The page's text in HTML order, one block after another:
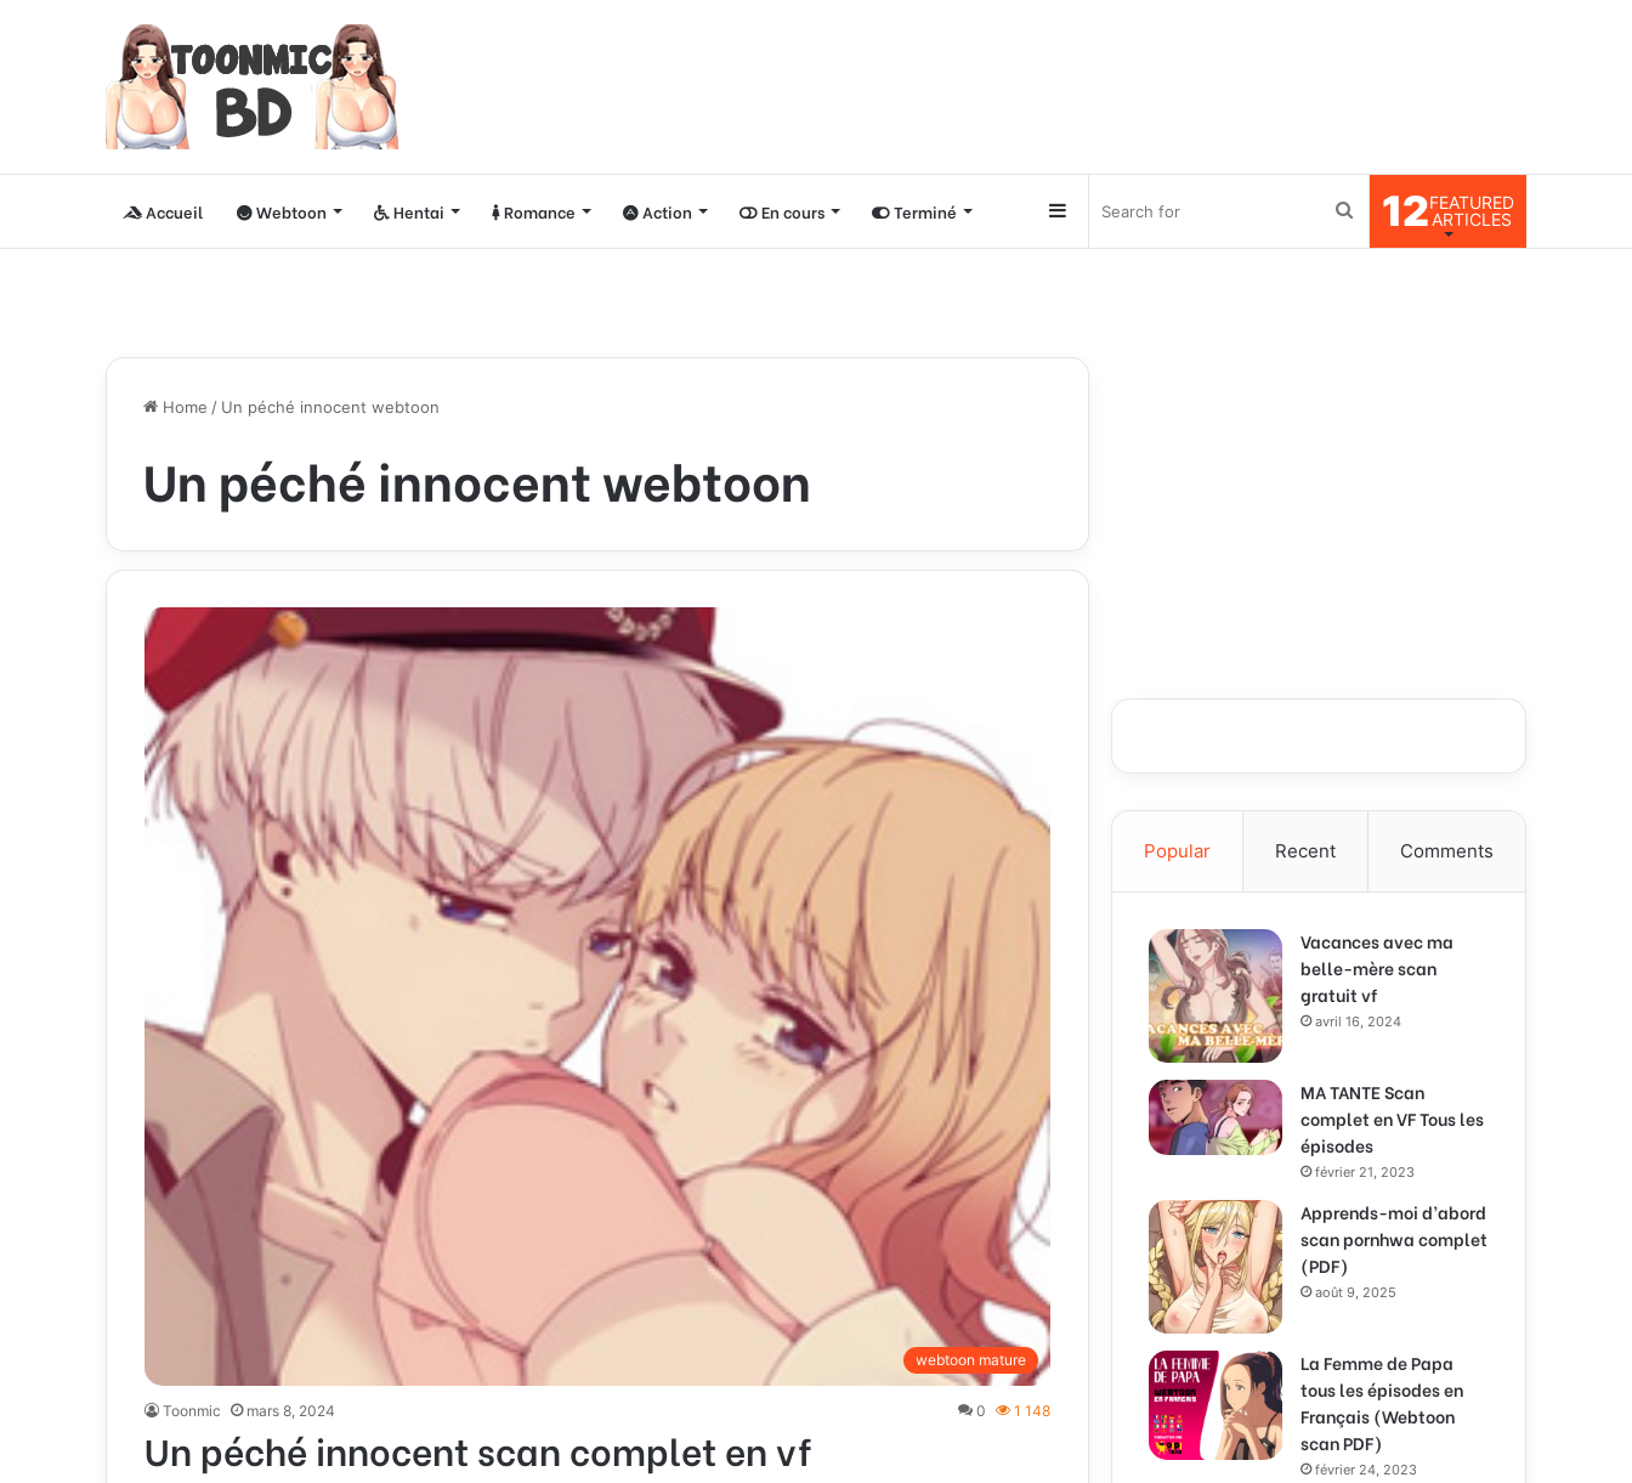
Accueil Webtoon Hentai Romance Action En cours Terminé 12FEATURED
ARTICLES
Search
Sidebar
Home / Un péché innocent webtoon
Un péché innocent webtoon
webtoon mature
Toonmic mars 8, 2024 0 1 148
Un péché innocent scan complet en vf
Popular Recent Comments
Vacances avec ma
belle-mère scan
gratuit vf
avril 16, 2024
MA TANTE Scan
complet en VF Tous les
épisodes
février 21, 2023
Apprends-moi d’abord
scan pornhwa complet
(PDF)
août 9, 2025
La Femme de Papa
tous les épisodes en
Français (Webtoon
scan PDF)
février 24, 2023